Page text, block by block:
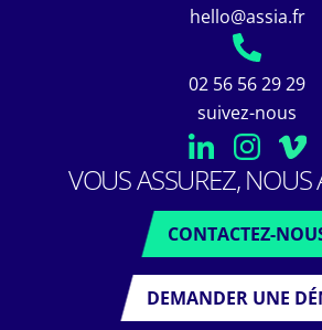
hello@assia.fr
02 56 56 29 29
suivez-nous
VOUS ASSUREZ, NOUS
CONTACTEZ-
DEMANDER UNE